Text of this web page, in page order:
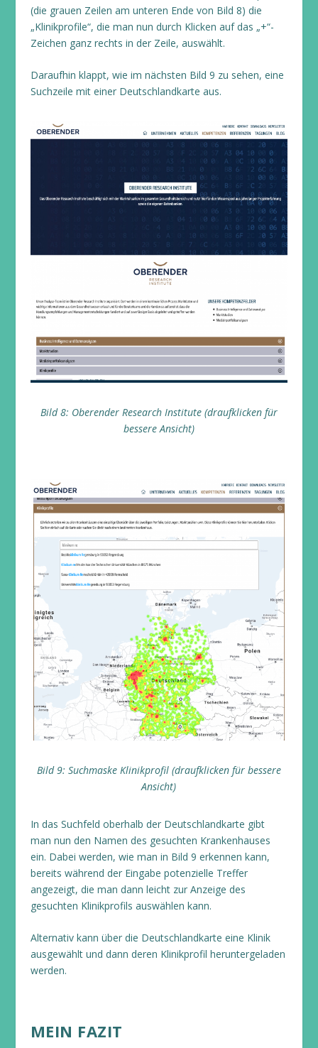
(die grauen Zeilen am unteren Ende von Bild 8) die
„Klinikprofile“, die man nun durch Klicken auf das „+“-
Zeichen ganz rechts in der Zeile, auswählt.
Daraufhin klappt, wie im nächsten Bild 9 zu sehen, eine
Suchzeile mit einer Deutschlandkarte aus.
Bild 8: Oberender Research Institute (draufklicken für
bessere Ansicht)
Bild 9: Suchmaske Klinikprofil (draufklicken für bessere
Ansicht)
In das Suchfeld oberhalb der Deutschlandkarte gibt
man nun den Namen des gesuchten Krankenhauses
ein. Dabei werden, wie man in Bild 9 erkennen kann,
bereits während der Eingabe potenzielle Treffer
angezeigt, die man dann leicht zur Anzeige des
gesuchten Klinikprofils auswählen kann.
Alternativ kann über die Deutschlandkarte eine Klinik
ausgewählt und dann deren Klinikprofil heruntergeladen
werden.
MEIN FAZIT